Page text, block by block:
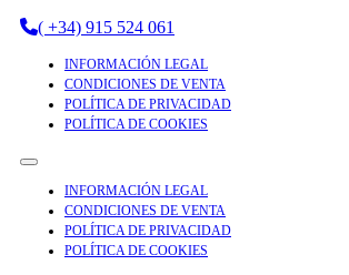
( +34) 915 524 061
INFORMACIÓN LEGAL
CONDICIONES DE VENTA
POLÍTICA DE PRIVACIDAD
POLÍTICA DE COOKIES
INFORMACIÓN LEGAL
CONDICIONES DE VENTA
POLÍTICA DE PRIVACIDAD
POLÍTICA DE COOKIES